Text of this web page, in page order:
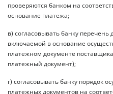
проверяются банком на
основание платежа;
в) согласовывать банку
включаемой в основание
платежном документе
платежный документ);
г) согласовывать банку порядок
платежных документов на